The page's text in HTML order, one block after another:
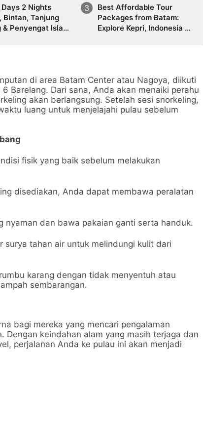
2 Nights
Bintan, Tanjung
& Penyengat Island
Best Affordable Tour
Packages from Batam:
Explore Kepri, Indonesia &
di area Batam Center atau Nagoya, diikuti
Barelang. Dari sana, Anda akan menaiki perahu
akan berlangsung. Setelah sesi snorkeling,
luang untuk menjelajahi pulau sebelum
fisik yang baik sebelum melakukan
disediakan, Anda dapat membawa peralatan
nyaman dan bawa pakaian ganti serta handuk.
surya tahan air untuk melindungi kulit dari
karang dengan tidak menyentuh atau
sembarangan.
bagi mereka yang mencari pengalaman
Dengan keindahan alam yang masih terjaga dan
perjalanan Anda ke pulau ini akan menjadi